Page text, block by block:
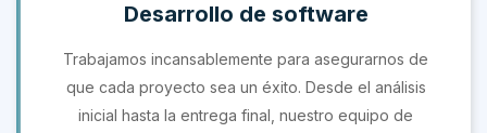
Desarrollo de software
Trabajamos incansablemente para asegurarnos de
que cada proyecto sea un éxito. Desde el análisis
inicial hasta la entrega final, nuestro equipo de